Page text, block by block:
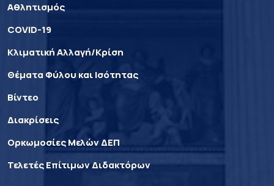
Αθλητισμός
COVID-19
Κλιματική Αλλαγή/Κρίση
Θέματα Φύλου και Ισότητας
Βίντεο
Διακρίσεις
Ορκωμοσίες Μελών ΔΕΠ
Τελετές Επίτιμων Διδακτόρων